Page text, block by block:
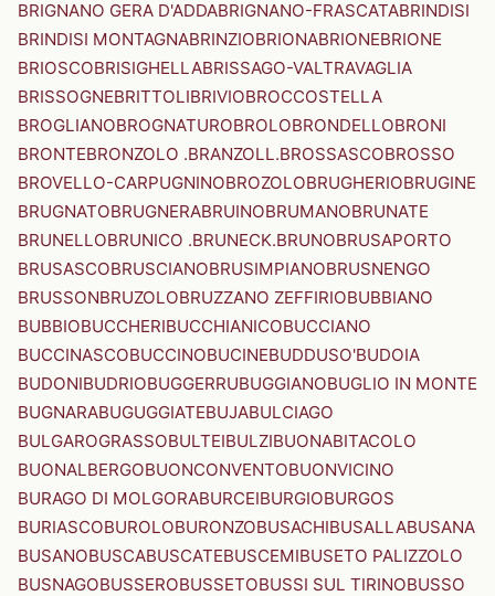
BRIGNANO GERA D'ADDABRIGNANO-FRASCATABRINDISI
BRINDISI MONTAGNABRINZIOBRIONABRIONEBRIONE
BRIOSCOBRISIGHELLABRISSAGO-VALTRAVAGLIA
BRISSOGNEBRITTOLIBRIVIOBROCCOSTELLA
BROGLIANOBROGNATUROBROLOBRONDELLOBRONI
BRONTEBRONZOLO .BRANZOLL.BROSSASCOBROSSO
BROVELLO-CARPUGNINOBROZOLOBRUGHERIOBRUGINE
BRUGNATOBRUGNERABRUINOBRUMANOBRUNATE
BRUNELLOBRUNICO .BRUNECK.BRUNOBRUSAPORTO
BRUSASCOBRUSCIANOBRUSIMPIANOBRUSNENGO
BRUSSONBRUZOLOBRUZZANO ZEFFIRIOBUBBIANO
BUBBIOBUCCHERIBUCCHIANICOBUCCIANO
BUCCINASCOBUCCINOBUCINEBUDDUSO'BUDOIA
BUDONIBUDRIOBUGGERRUBUGGIANOBUGLIO IN MONTE
BUGNARABUGUGGIATEBUJABULCIAGO
BULGAROGRASSOBULTEIBULZIBUONABITACOLO
BUONALBERGOBUONCONVENTOBUONVICINO
BURAGO DI MOLGORABURCEIBURGIOBURGOS
BURIASCOBUROLOBURONZOBUSACHIBUSALLABUSANA
BUSANOBUSCABUSCATEBUSCEMIBUSETO PALIZZOLO
BUSNAGOBUSSEROBUSSETOBUSSI SUL TIRINOBUSSO